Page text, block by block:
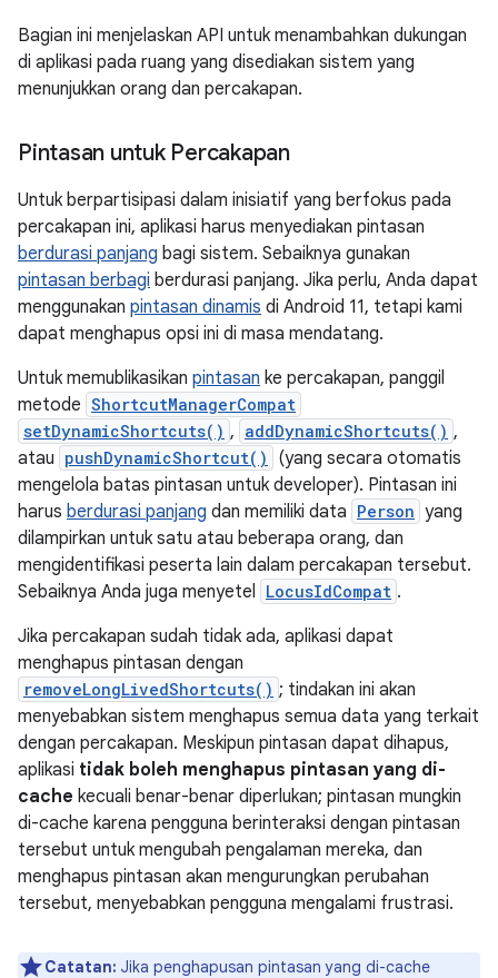
Bagian ini menjelaskan API untuk menambahkan dukungan
di aplikasi pada ruang yang disediakan sistem yang
menunjukkan orang dan percakapan.
Pintasan untuk Percakapan
Untuk berpartisipasi dalam inisiatif yang berfokus pada
percakapan ini, aplikasi harus menyediakan pintasan
berdurasi panjang bagi sistem. Sebaiknya gunakan
pintasan berbagi berdurasi panjang. Jika perlu, Anda dapat
menggunakan pintasan dinamis di Android 11, tetapi kami
dapat menghapus opsi ini di masa mendatang.
Untuk memublikasikan pintasan ke percakapan, panggil
metode ShortcutManagerCompat
setDynamicShortcuts() , addDynamicShortcuts() ,
atau pushDynamicShortcut()
(yang secara otomatis
mengelola batas pintasan untuk developer). Pintasan ini
harus berdurasi panjang dan memiliki data Person yang
dilampirkan untuk satu atau beberapa orang, dan
mengidentifikasi peserta lain dalam percakapan tersebut.
Sebaiknya Anda juga menyetel
LocusIdCompat .
Jika percakapan sudah tidak ada, aplikasi dapat
menghapus pintasan dengan
removeLongLivedShortcuts() ; tindakan ini akan
menyebabkan sistem menghapus semua data yang terkait
dengan percakapan. Meskipun pintasan dapat dihapus,
aplikasi tidak boleh menghapus pintasan yang di-
cache kecuali benar-benar diperlukan; pintasan mungkin
di-cache karena pengguna berinteraksi dengan pintasan
tersebut untuk mengubah pengalaman mereka, dan
menghapus pintasan akan mengurungkan perubahan
tersebut, menyebabkan pengguna mengalami frustrasi.
Catatan: Jika penghapusan pintasan yang di-cache